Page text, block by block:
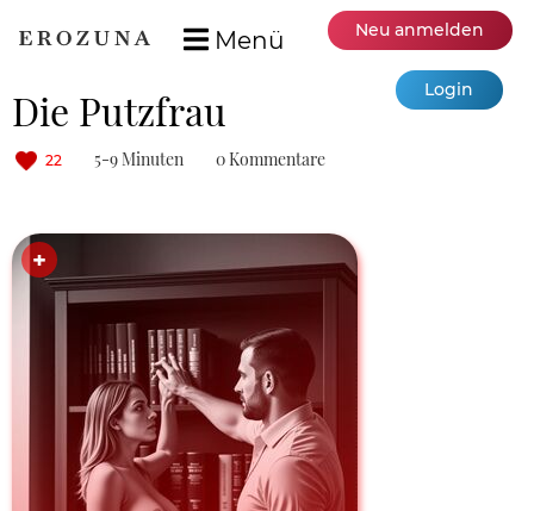
Menü Neu anmelden
Login
Die Putzfrau
22 5-9 Minuten 0 Kommentare